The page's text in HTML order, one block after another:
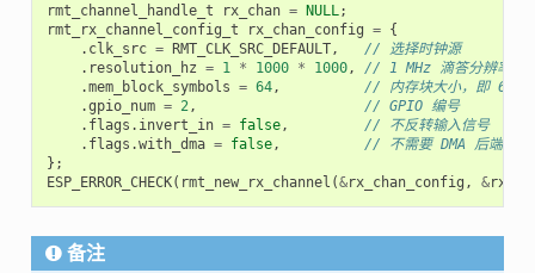
rmt_channel_handle_t rx_chan = NULL;
rmt_rx_channel_config_t
rx_chan_config = {
. clk_src = RMT_CLK_SRC_DEFAULT,
// 选择时钟源
. resolution_hz = 1 * 1000 * 1000,
// 1 MHz 滴答分辨率
.mem_block_symbols = 64,
// 内存块大小，即 64
.gpio_num = 2,
// GPIO 编号
. flags . invert_in = false,
// 不反转输入信号
. flags .with_dma = false,
// 不需要 DMA 后端
};
ESP_ERROR_CHECK( rmt_new_rx_channel (&rx_chan_config , &
备注